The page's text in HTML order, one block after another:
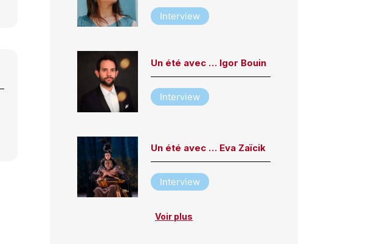
Interview
Un été avec … Igor Bouin
Interview
Un été avec … Eva Zaïcik
Interview
Voir plus